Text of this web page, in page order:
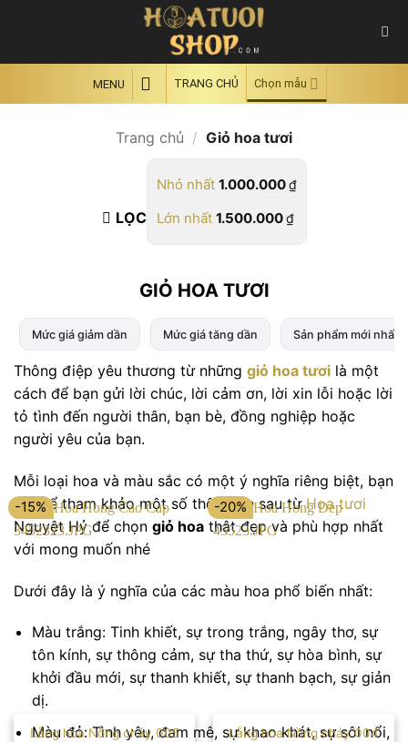
MENU TRANG CHỦ Chọn mẫu
Trang chủ / Giỏ hoa tươi
LỌC
Nhỏ nhất 1.000.000₫
Lớn nhất 1.500.000₫
GIỎ HOA TƯƠI
Mức giá giảm dần Mức giá tăng dần Sản phẩm mới nhất
Thông điệp yêu thương từ những giỏ hoa tươi là một
cách để bạn gửi lời chúc, lời cảm ơn, lời xin lỗi hoặc lời
tỏ tình đến người thân, bạn bè, đồng nghiệp hoặc
người yêu của bạn.
Mỗi loại hoa và màu sắc có một ý nghĩa riêng biệt, bạn
có thể tham khảo một số thông tin sau từHoa tươi
Nguyệt Hỷ để chọn giỏ hoa thật đẹp và phù hợp nhất
với mong muốn nhé
Dưới đây là ý nghĩa của các màu hoa phổ biến nhất:
Màu trắng: Tinh khiết, sự trong trắng, ngây thơ, sự
tôn kính, sự thông cảm, sự tha thứ, sự hòa bình, sự
khởi đầu mới, sự thanh khiết, sự thanh bạch, sự giản
dị.
Màu đỏ: Tình yêu, đam mê, sự khao khát, sự sôi nổi,
-15%
Lẵng hoa Nồng cháy 005
-20%
Lẵng hoa Nồng cháy 004